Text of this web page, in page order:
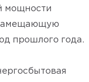
мощности
прошлого года.